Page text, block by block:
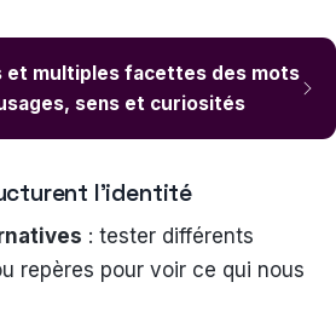
et multiples facettes des mots
sens et curiosités
l’identité
: tester différents
repères pour voir ce qui nous